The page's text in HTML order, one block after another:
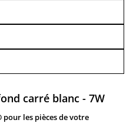
carré blanc - 7W
pour les pièces de votre